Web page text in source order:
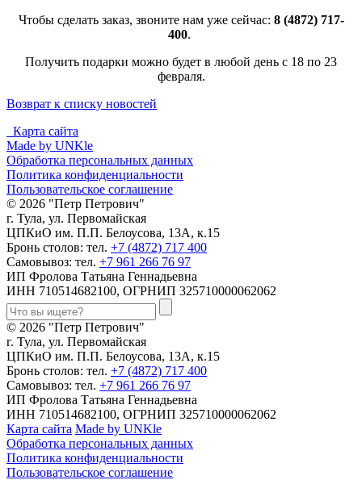
Чтобы сделать заказ, звоните нам уже сейчас: 8 (4872) 717-
400.
Получить подарки можно будет в любой день с 18 по 23
февраля.
Возврат к списку новостей
Карта сайта
Made by UNKle
Обработка персональных данных
Политика конфиденциальности
Пользовательское соглашение
© 2026 "Петр Петрович"
г. Тула, ул. Первомайская
ЦПКиО им. П.П. Белоусова, 13А, к.15
Бронь столов: тел. +7 (4872) 717 400
Самовывоз: тел. +7 961 266 76 97
ИП Фролова Татьяна Геннадьевна
ИНН 710514682100, ОГРНИП 325710000062062
© 2026 "Петр Петрович"
г. Тула, ул. Первомайская
ЦПКиО им. П.П. Белоусова, 13А, к.15
Бронь столов: тел. +7 (4872) 717 400
Самовывоз: тел. +7 961 266 76 97
ИП Фролова Татьяна Геннадьевна
ИНН 710514682100, ОГРНИП 325710000062062
Карта сайта Made by UNKle
Обработка персональных данных
Политика конфиденциальности
Пользовательское соглашение